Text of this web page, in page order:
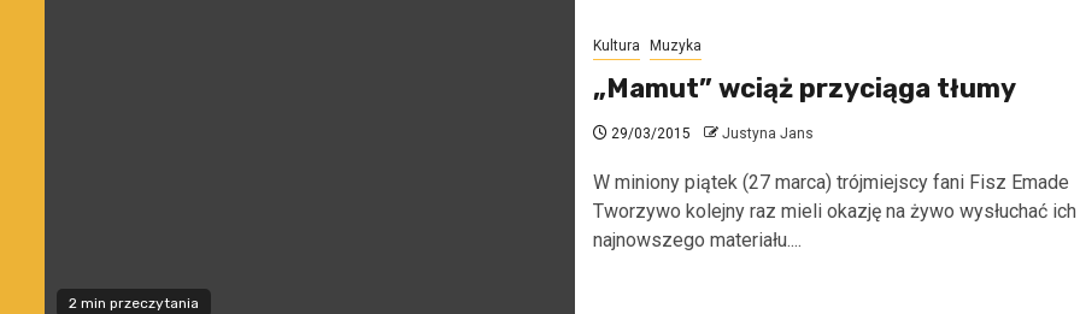
2 min przeczytania
Kultura Muzyka
„Mamut” wciąż przyciąga tłumy
29/03/2015 Justyna Jans
W miniony piątek (27 marca) trójmiejscy fani Fisz Emade
Tworzywo kolejny raz mieli okazję na żywo wysłuchać ich
najnowszego materiału....